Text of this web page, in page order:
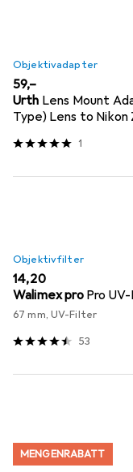
Objektivadapter
EUR
59,–
Urth Lens Mount
Type) Lens to Nikon
1
Objektivfilter
EUR
14,20
Walimex pro Pro
67 mm, UV-Filter
53
MENGENRABATT